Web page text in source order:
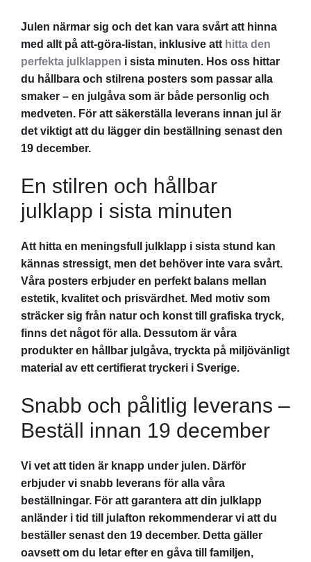
Julen närmar sig och det kan vara svårt att hinna
med allt på att-göra-listan, inklusive att hitta den
perfekta julklappen i sista minuten. Hos oss hittar
du hållbara och stilrena posters som passar alla
smaker – en julgåva som är både personlig och
medveten. För att säkerställa leverans innan jul är
det viktigt att du lägger din beställning senast den
19 december.
En stilren och hållbar
julklapp i sista minuten
Att hitta en meningsfull julklapp i sista stund kan
kännas stressigt, men det behöver inte vara svårt.
Våra posters erbjuder en perfekt balans mellan
estetik, kvalitet och prisvärdhet. Med motiv som
sträcker sig från natur och konst till grafiska tryck,
finns det något för alla. Dessutom är våra
produkter en hållbar julgåva, tryckta på miljövänligt
material av ett certifierat tryckeri i Sverige.
Snabb och pålitlig leverans –
Beställ innan 19 december
Vi vet att tiden är knapp under julen. Därför
erbjuder vi snabb leverans för alla våra
beställningar. För att garantera att din julklapp
anländer i tid till julafton rekommenderar vi att du
beställer senast den 19 december. Detta gäller
oavsett om du letar efter en gåva till familjen,